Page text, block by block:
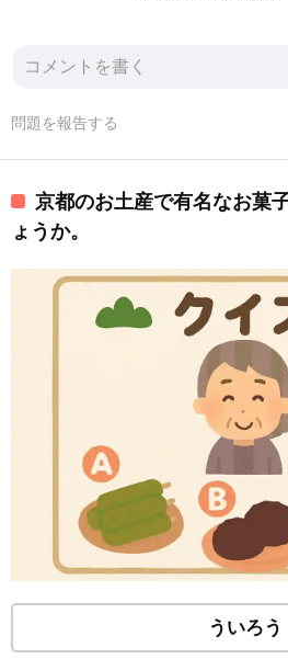
問題を報告する
京都のお土産で有名なお菓
ょうか。
ういろう